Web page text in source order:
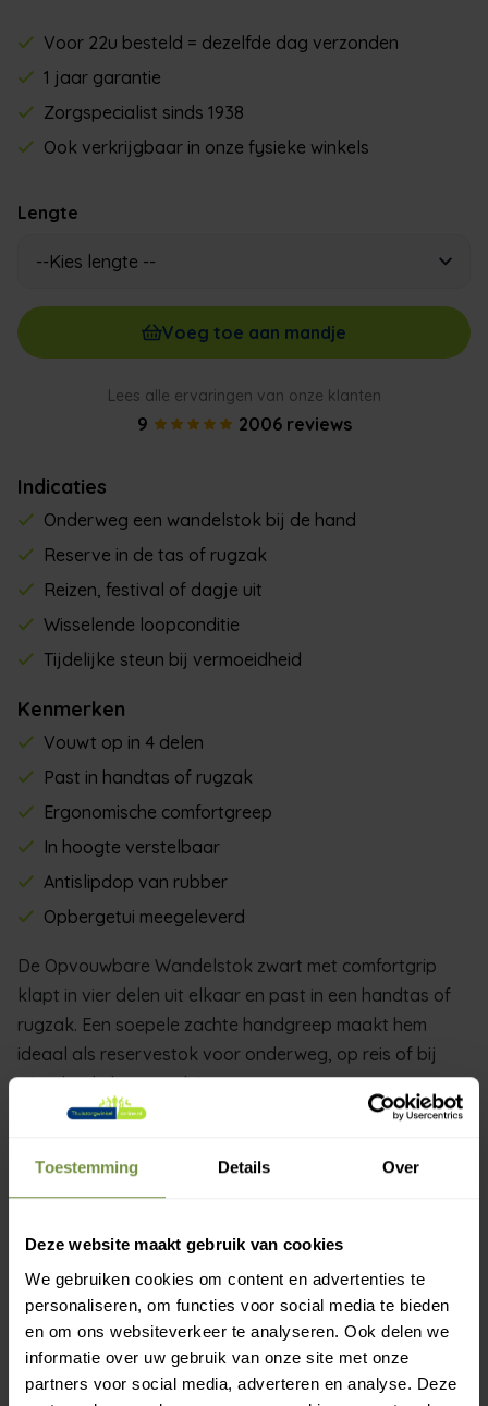
Toestemming Details Over
Deze website maakt gebruik van cookies
We gebruiken cookies om content en advertenties te
personaliseren, om functies voor social media te bieden
en om ons websiteverkeer te analyseren. Ook delen we
informatie over uw gebruik van onze site met onze
partners voor social media, adverteren en analyse. Deze
Voor 22u besteld = dezelfde dag verzonden
1 jaar garantie
Zorgspecialist sinds 1938
Ook verkrijgbaar in onze fysieke winkels
Lengte
Voeg toe aan mandje
Lees alle ervaringen van onze klanten
9 2006 reviews
Indicaties
Onderweg een wandelstok bij de hand
Reserve in de tas of rugzak
Reizen, festival of dagje uit
Wisselende loopconditie
Tijdelijke steun bij vermoeidheid
Kenmerken
Vouwt op in 4 delen
Past in handtas of rugzak
Ergonomische comfortgreep
In hoogte verstelbaar
Antislipdop van rubber
Opbergetui meegeleverd
De Opvouwbare Wandelstok zwart met comfortgrip
klapt in vier delen uit elkaar en past in een handtas of
rugzak. Een soepele zachte handgreep maakt hem
ideaal als reservestok voor onderweg, op reis of bij
wisselende loopconditie.
gehouden. Bij het uitvouwen klikken de segmenten
seconden terug op tot een compact pakketje.
Oefen de in- en uitvouwbeweging een paar keer thuis,
dan kent u het ritueel als u hem op locatie nodig heeft.
Vervang de antislipdop zodra deze glad of versleten
raakt voor blijvende grip.